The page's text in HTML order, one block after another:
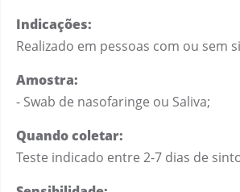
Indicações:
Realizado em pessoas com ou sem
Amostra:
- Swab de nasofaringe ou Saliva;
Quando coletar:
Teste indicado entre 2-7 dias de